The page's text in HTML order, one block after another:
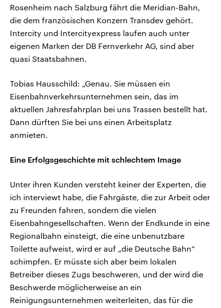
Rosenheim nach Salzburg fährt die Meridian-Bahn,
die dem französischen Konzern Transdev gehört.
Intercity und Intercityexpress laufen auch unter
eigenen Marken der DB Fernverkehr AG, sind aber
quasi Staatsbahnen.
Tobias Hausschild: „Genau. Sie müssen ein
Eisenbahnverkehrsunternehmen sein, das im
aktuellen Jahresfahrplan bei uns Trassen bestellt hat.
Dann dürften Sie bei uns einen Arbeitsplatz
anmieten.
Eine Erfolgsgeschichte mit schlechtem Image
Unter ihren Kunden versteht keiner der Experten, die
ich interviewt habe, die Fahrgäste, die zur Arbeit oder
zu Freunden fahren, sondern die vielen
Eisenbahngesellschaften. Wenn der Endkunde in eine
Regionalbahn einsteigt, die eine unbenutzbare
Toilette aufweist, wird er auf „die Deutsche Bahn“
schimpfen. Er müsste sich aber beim lokalen
Betreiber dieses Zugs beschweren, und der wird die
Beschwerde möglicherweise an ein
Reinigungsunternehmen weiterleiten, das für die